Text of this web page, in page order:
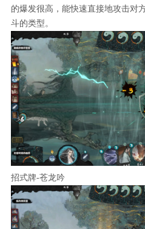
的爆发很高，能快速直接地攻击对
斗的类型。
招式牌-苍龙吟